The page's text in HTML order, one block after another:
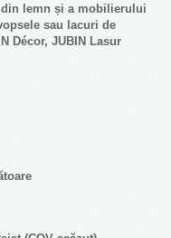
lemn și a mobilierului
sau lacuri de
Décor, JUBIN Lasur